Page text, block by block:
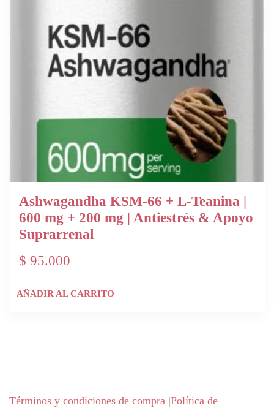
Ashwagandha KSM-66 + L-Teanina |
600 mg + 200 mg | Antiestrés & Apoyo
Suprarrenal
$ 95.000
AÑADIR AL CARRITO
Términos y condiciones de compra |Política de